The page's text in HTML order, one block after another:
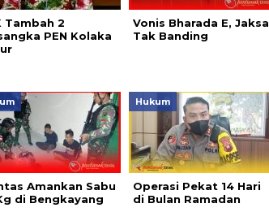
Tambah 2
PEN Kolaka
Vonis Bharada E, Jaksa
Tak Banding
Amankan Sabu
di Bengkayang
Hukum
Operasi Pekat 14 Hari
di Bulan Ramadan